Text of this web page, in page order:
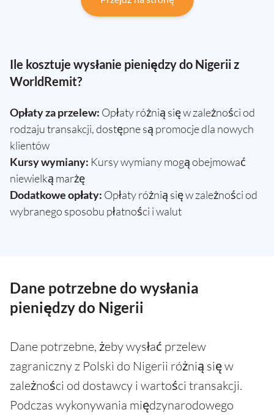
Ile kosztuje wysłanie pieniędzy do Nigerii z
WorldRemit?
Opłaty za przelew: Opłaty różnią się w zależności od
rodzaju transakcji, dostępne są promocje dla nowych
klientów
Kursy wymiany: Kursy wymiany mogą obejmować
niewielką marżę
Dodatkowe opłaty: Opłaty różnią się w zależności od
wybranego sposobu płatności i walut
Dane potrzebne do wysłania
pieniędzy do Nigerii
Dane potrzebne, żeby wysłać przelew
zagraniczny z Polski do Nigerii różnią się w
zależności od dostawcy i wartości transakcji.
Podczas wykonywania międzynarodowego